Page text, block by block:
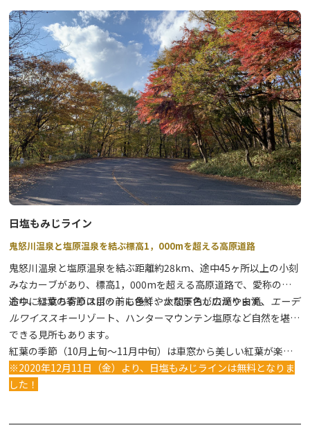
り、都会では感じることのできない開放的な雰囲気の中でスケート
を楽しむことができます。
屋内リンク「栃木県立日光霧降アイスアリーナ」が隣接していま
す。
※練習や試合等で貸切の場合もございますので、お出かけの際は事
前にお問合せいただきますようお願いいたします。
日塩もみじライン
鬼怒川温泉と塩原温泉を結ぶ標高1，000mを超える高原道路
鬼怒川温泉と塩原温泉を結ぶ距離約28km、途中45ヶ所以上の小刻
みなカーブがあり、標高1，000mを超える高原道路で、愛称のと
おり、紅葉の季節は目の前に色鮮やかな景色が広がります。
途中には立ち寄りスポットも多く、太閤下ろしの滝や白滝、 エーデ
ルワイススキーリゾート、ハンターマウンテン塩原など自然を堪能
できる見所もあります。
紅葉の季節（10月上旬～11月中旬）は車窓から美しい紅葉が楽し
めるため、人気のドライブコースです。
※2020年12月11日（金）より、日塩もみじラインは無料となりま
した！